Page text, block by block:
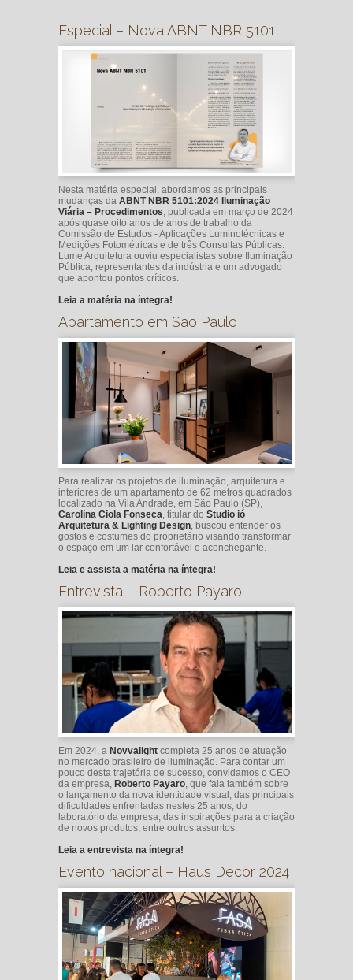
Especial – Nova ABNT NBR 5101
Nesta matéria especial, abordamos as principais
mudanças da ABNT NBR 5101:2024 Iluminação
Viária – Procedimentos, publicada em março de 2024
após quase oito anos de anos de trabalho da
Comissão de Estudos - Aplicações Luminotécnicas e
Medições Fotométricas e de três Consultas Públicas.
Lume Arquitetura ouviu especialistas sobre Iluminação
Pública, representantes da indústria e um advogado
que apontou pontos críticos.
Leia a matéria na íntegra!
Apartamento em São Paulo
Para realizar os projetos de iluminação, arquitetura e
interiores de um apartamento de 62 metros quadrados
localizado na Vila Andrade, em São Paulo (SP),
Carolina Ciola Fonseca, titular do Studio ió
Arquitetura & Lighting Design, buscou entender os
gostos e costumes do proprietário visando transformar
o espaço em um lar confortável e aconchegante.
Leia e assista a matéria na íntegra!
Entrevista – Roberto Payaro
Em 2024, a Novvalight completa 25 anos de atuação
no mercado brasileiro de iluminação. Para contar um
pouco desta trajetória de sucesso, convidamos o CEO
da empresa, Roberto Payaro, que fala também sobre
o lançamento da nova identidade visual; das principais
dificuldades enfrentadas nestes 25 anos; do
laboratório da empresa; das inspirações para a criação
de novos produtos; entre outros assuntos.
Leia a entrevista na íntegra!
Evento nacional – Haus Decor 2024